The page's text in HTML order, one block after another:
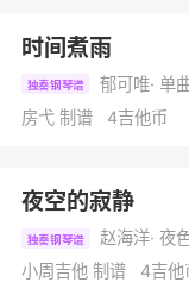
时间煮雨
独奏钢琴谱 郁可唯· 单
房弋 制谱 4吉他币
夜空的寂静
独奏钢琴谱 赵海洋· 夜
小周吉他 制谱 4吉他